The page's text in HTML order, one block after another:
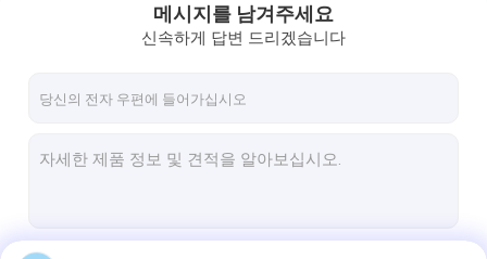
실험실 유화제 믹서
액제혼합기 기계
메시지를 남겨주세요
신속하게 답변 드리겠습니다